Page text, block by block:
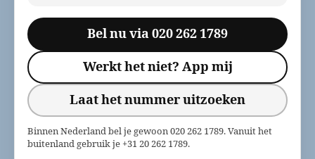
Bel nu via 020 262 1789
Werkt het niet? App mij
Laat het nummer uitzoeken
Binnen Nederland bel je gewoon 020 262 1789. Vanuit het
buitenland gebruik je +31 20 262 1789.